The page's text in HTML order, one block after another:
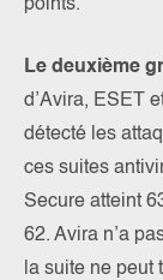
points.
Le deuxième
d’Avira, ESET
détecté les
ces suites
Secure atteint
62. Avira n’a
la suite ne peut